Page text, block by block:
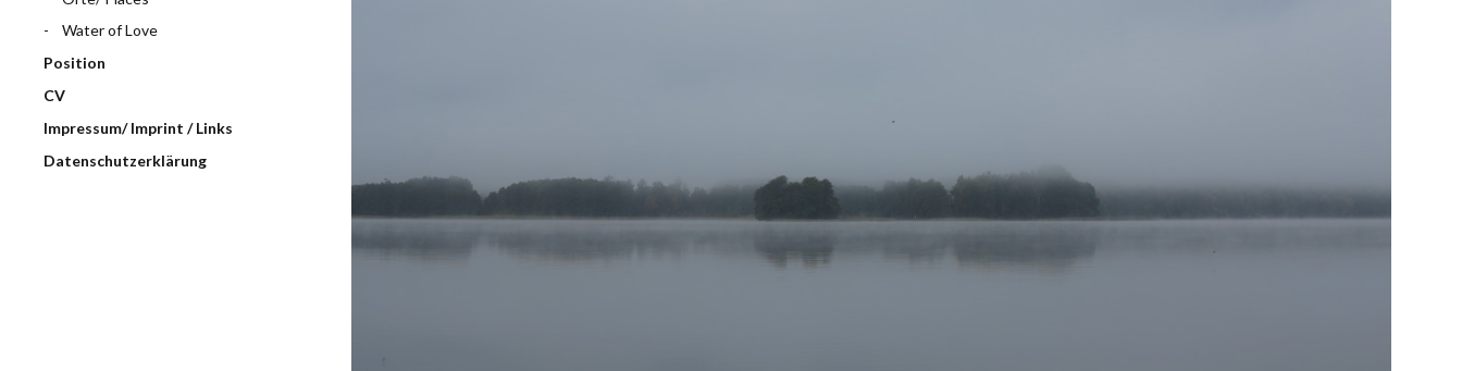
Water of Love
Position
CV
Impressum/ Imprint / Links
Datenschutzerklärung